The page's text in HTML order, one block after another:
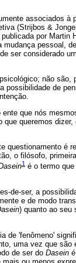
associados à
(Strijbos &
, publicada por Martin
mudança pessoal,
ser considerado
não são,
possibilidade de
ente que nós
queremos dizer,
questionamento é
o filósofo,
1 é o termo
de-ser, a
e de modo
) quanto ao seu
de 'fenômeno'
uma vez que são
de ser do Dasein